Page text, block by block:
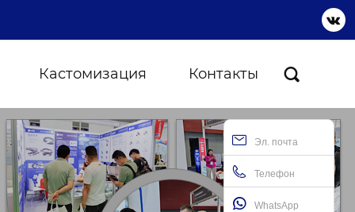

Кастомизация Контакты 
Эл. почта
Телефон
WhatsApp